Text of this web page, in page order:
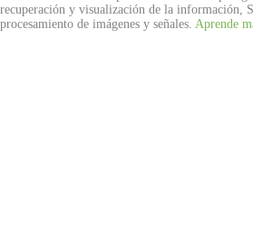
recuperación y visualización de la información,
procesamiento de imágenes y señales. Aprende